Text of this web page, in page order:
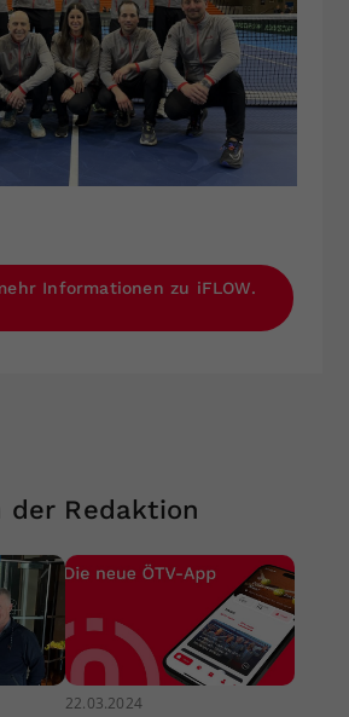
Informationen zu iFLOW.
der Redaktion
22.03.2024